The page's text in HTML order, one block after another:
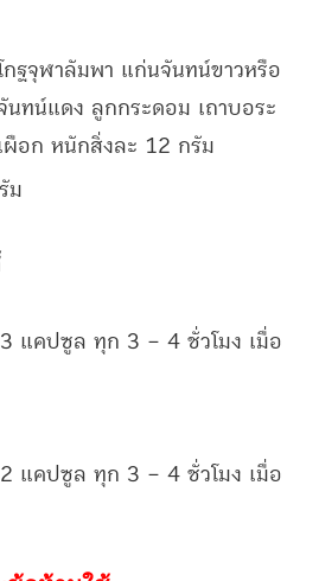
กฐจุฬาลัมพา แก่นจันทน์ขาวหรือ
ทน์แดง ลูกกระดอม เถาบอระ
ผือก หนักสิ่งละ 12 กรัม
ม
แคปซูล ทุก 3 – 4 ชั่วโมง เมื่อ
แคปซูล ทุก 3 – 4 ชั่วโมง เมื่อ